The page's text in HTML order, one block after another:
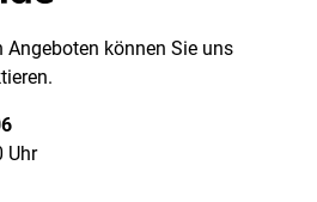
Angeboten können Sie uns
Uhr